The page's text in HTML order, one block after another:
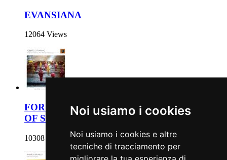
Noi usiamo i cookies
Noi usiamo i cookies e altre
tecniche di tracciamento per
EVANSIANA
12064 Views
FORGOTTEN MATCHES. THE WORLDS
OF STEVE LACY (1934 - 2004)
10308 Views